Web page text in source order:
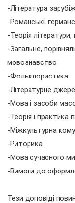
-Література
-Романські,
-Теорія
-Загальне,
мовознавство
-Фольклористика
-Літературне
-Мова і засоби
-Теорія і практика
-Міжкультурна
-Риторика
-Мова сучасного
-Вимоги до
Тези доповіді